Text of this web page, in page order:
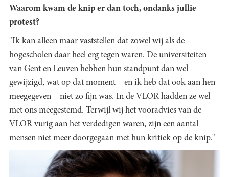
Waarom kwam de knip er dan toch, ondanks jullie
protest?
"Ik kan alleen maar vaststellen dat zowel wij als de
hogescholen daar heel erg tegen waren. De universiteiten
van Gent en Leuven hebben hun standpunt dan wel
gewijzigd, wat op dat moment – en ik heb dat ook aan hen
meegegeven – niet zo fijn was. In de VLOR hadden ze wel
met ons meegestemd. Terwijl wij het vooradvies van de
VLOR vurig aan het verdedigen waren, zijn een aantal
mensen niet meer doorgegaan met hun kritiek op de knip."